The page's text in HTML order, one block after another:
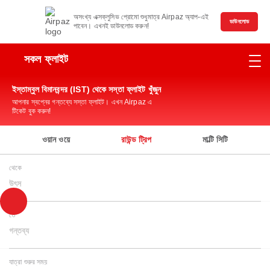
অসংখ্য এক্সক্লুসিভ প্রোমো শুধুমাত্র Airpaz অ্যাপ-এই
পাবেন। এখনই ডাউনলোড করুন!
ডাউনলোড
সকল ফ্লাইট
ইস্তাম্বুল বিমানবন্দর (IST) থেকে সস্তা ফ্লাইট খুঁজুন
আপনার স্বপ্নের গন্তব্যে সস্তা ফ্লাইট। এখন Airpaz এ
টিকেট বুক করুন!
ওয়ান ওয়ে রাউন্ড ট্রিপ মাল্টি সিটি
থেকে
উৎস
তে
গন্তব্য
যাত্রা শুরুর সময়